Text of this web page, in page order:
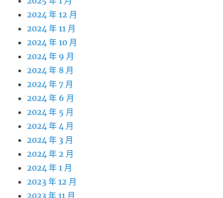
2024 年 12 月
2024 年 11 月
2024 年 10 月
2024 年 9 月
2024 年 8 月
2024 年 7 月
2024 年 6 月
2024 年 5 月
2024 年 4 月
2024 年 3 月
2024 年 2 月
2024 年 1 月
2023 年 12 月
2023 年 11 月